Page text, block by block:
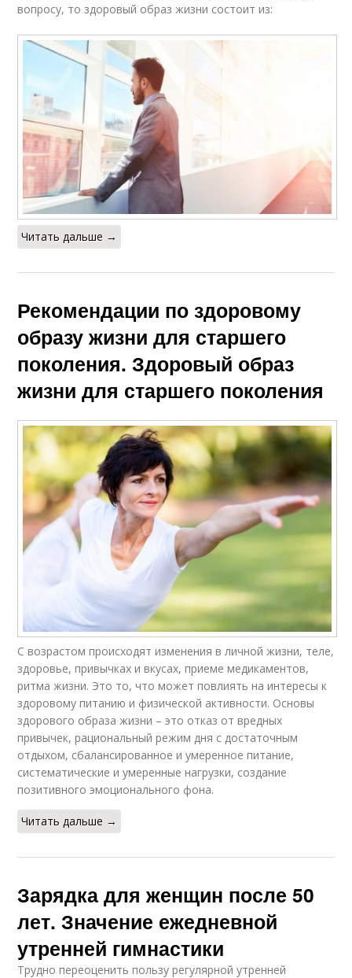
вопросу, то здоровый образ жизни состоит из:
Читать дальше →
Рекомендации по здоровому
образу жизни для старшего
поколения. Здоровый образ
жизни для старшего поколения
С возрастом происходят изменения в личной жизни, теле,
здоровье, привычках и вкусах, приеме медикаментов,
ритма жизни. Это то, что может повлиять на интересы к
здоровому питанию и физической активности. Основы
здорового образа жизни – это отказ от вредных
привычек, рациональный режим дня с достаточным
отдыхом, сбалансированное и умеренное питание,
систематические и умеренные нагрузки, создание
позитивного эмоционального фона.
Читать дальше →
Зарядка для женщин после 50
лет. Значение ежедневной
утренней гимнастики
Трудно переоценить пользу регулярной утренней